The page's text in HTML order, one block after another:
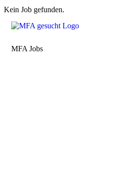
Kein Job gefunden.
MFA Jobs